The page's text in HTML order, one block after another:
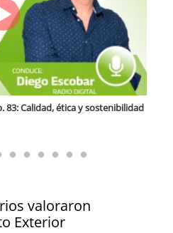
valoraron
Exterior